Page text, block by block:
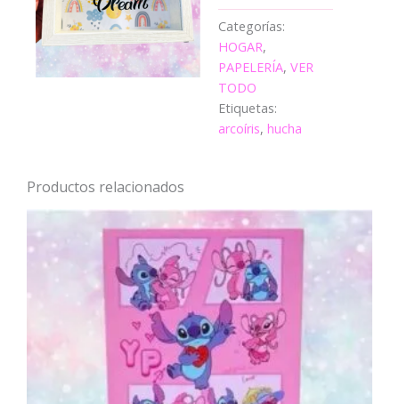
Categorías:
HOGAR,
PAPELERÍA,VER
TODO
Etiquetas:
arcoíris,hucha
Productos relacionados